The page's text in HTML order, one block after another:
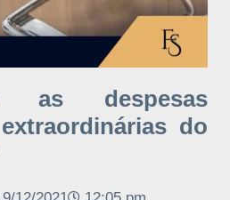
as despesas
do